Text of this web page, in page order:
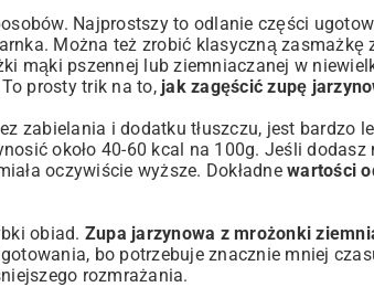
Najprostszy to odlanie części
Można też zrobić klasyczną zasmażkę
mąki pszennej lub ziemniaczanej w
prosty trik na to, jak zagęścić zupę
zabielania i dodatku tłuszczu, jest bardzo
około 40-60 kcal na 100g. Jeśli dodasz
oczywiście wyższe. Dokładne wartości
obiad. Zupa jarzynowa z mrożonki
bo potrzebuje znacznie mniej
rozmrażania.